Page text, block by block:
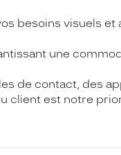
besoins visuels et
une
de contact, des
client est notre